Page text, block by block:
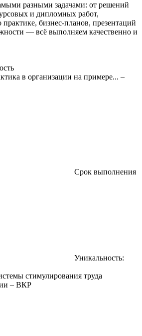
разными задачами: от решений
и дипломных работ,
практике, бизнес-планов, презентаций
— всё выполняем качественно и
в организации на примере... –
Срок выполнения
Уникальность:
стимулирования труда
– ВКР